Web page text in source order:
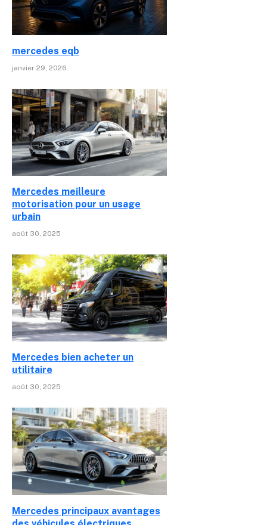
mercedes eqb
janvier 29, 2026
Mercedes meilleure
motorisation pour un usage
urbain
août 30, 2025
Mercedes bien acheter un
utilitaire
août 30, 2025
Mercedes principaux avantages